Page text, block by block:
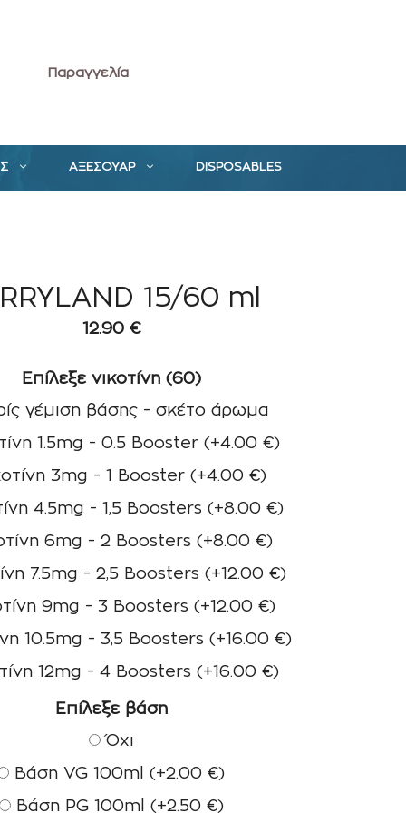
Παραγγελία
ΑΞΕΣΟΥΑΡ DISPOSABLES
15/60 ml
12.90 €
Επίλεξε νικοτίνη (60)
γέμιση βάσης - σκέτο άρωμα
1.5mg - 0.5 Booster (+4.00 €)
3mg - 1 Booster (+4.00 €)
4.5mg - 1,5 Boosters (+8.00 €)
6mg - 2 Boosters (+8.00 €)
7.5mg - 2,5 Boosters(+12.00€)
9mg - 3 Boosters (+12.00 €)
10.5mg - 3,5 Boosters(+16.00€)
12mg - 4 Boosters (+16.00 €)
Επίλεξε βάση
Όχι
Βάση VG 100ml(+2.00€)
Βάση PG 100ml (+2.50 €)